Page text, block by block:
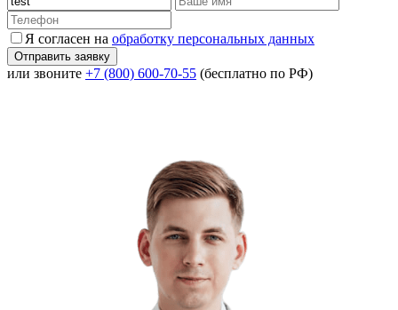
Я согласен на обработку персональных данных
или звоните +7 (800) 600-70-55 (бесплатно по РФ)